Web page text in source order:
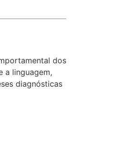
dos
a linguagem,
diagnósticas